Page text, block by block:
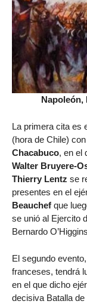
Napoleón,
La primera cita es
(hora de Chile)
Chacabuco, en el
Walter Bruyere-
Thierry Lentz se
presentes en el
Beauchef que
se unió al Ejercito
Bernardo
El segundo
franceses, tendrá
en el que dicho
decisiva Batalla